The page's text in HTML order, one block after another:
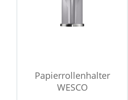
Papierrollenhalter
WESCO